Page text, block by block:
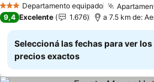
3 EstrellasDepartamento equipado
9,4 Excelente 1.676 a 7.5 km de:
Seleccioná las fechas para ver los
precios exactos